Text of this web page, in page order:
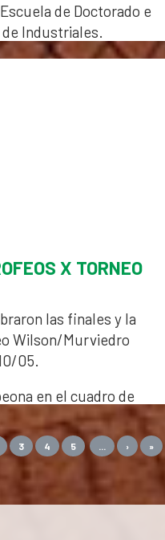
de Doctorado e
de Industriales.
X TORNEO
las finales y la
Wilson/Murviedro
05.
en el cuadro de
quien se impuso en la
cuadro principal, tras un
Chirivella en la final a
3 4 5 › »